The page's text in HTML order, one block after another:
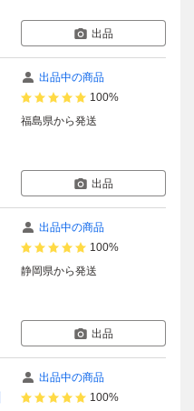
出品
出品中の商品
100%
福島県から発送
出品
出品中の商品
100%
静岡県から発送
出品
出品中の商品
100%